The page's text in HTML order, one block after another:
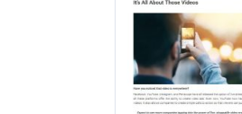
帮助您的管理者为未来的工作时代做
让团队更轻松地共同学习、解决实际
技能提升与重塑